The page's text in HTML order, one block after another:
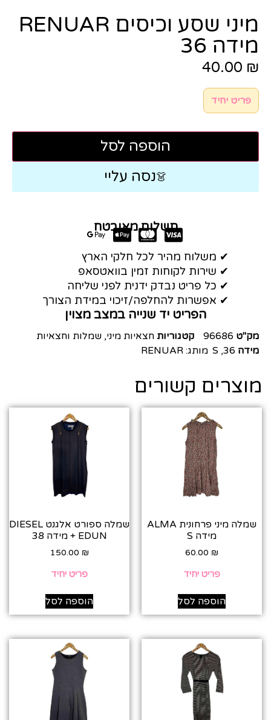
מיני שסע וכיסים RENUAR
מידה 36
40.00 ₪
פריט יחיד
הוספה לסל
👗נסה עליי
תשלום מאובטח
✔ משלוח מהיר לכל חלקי הארץ
✔ שירות לקוחות זמין בוואטסאפ
✔ כל פריט נבדק ידנית לפני שליחה
✔ אפשרות להחלפה/זיכוי במידת הצורך
הפריט יד שנייה במצב מצוין
מק"ט 96686 קטגוריות חצאיות מיני, שמלות וחצאיות
מידה 36
,
S מותג:RENUAR
מוצרים קשורים
שמלה מיני פרחונית ALMA
מידה S
60.00 ₪
פריט יחיד
הוספה לסל
שמלה ספורט אלגנט DIESEL
+ EDUN מידה 38
150.00 ₪
פריט יחיד
הוספה לסל